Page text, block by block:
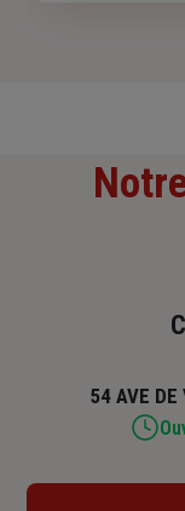
54 AVE DE